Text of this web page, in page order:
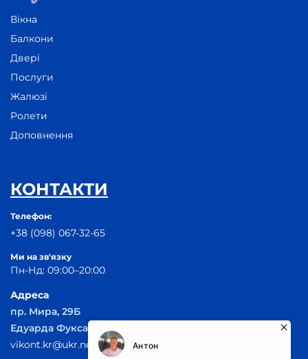
Вікна
Балкони
Двері
Послуги
Жалюзі
Ролети
Доповнення
КОНТАКТИ
Телефон:
+38 (098) 067-32-65
Ми на зв'язку
Пн-Нд: 09:00–20:00
Адреса
пр. Мира, 29Б
Едуарда Фукса, 55
vikont.kr@ukr.net